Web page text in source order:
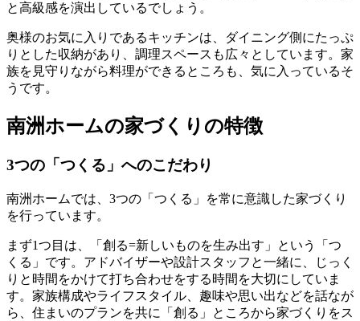
と高級感を演出しているでしょう。
奥様のお気に入りであるキッチンは、ダイニング側にたっぷ
りとした収納があり、調理スペースも広々としています。家
族を見守りながら料理ができるところも、気に入っているそ
うです。
南洲ホームの家づくりの特徴
3つの「つくる」へのこだわり
南洲ホームでは、3つの「つくる」を常に意識した家づくり
を行っています。
まず1つ目は、「 創る=新しいものを生み出す 」という「つ
くる」です。アドバイザーや設計スタッフと一緒に、じっく
りと時間をかけて打ち合わせをする時間を大切にしていま
す。家族構成やライフスタイル、趣味や思い出などを話なが
ら、住まいのプランを共に「創る」ところから家づくりをス